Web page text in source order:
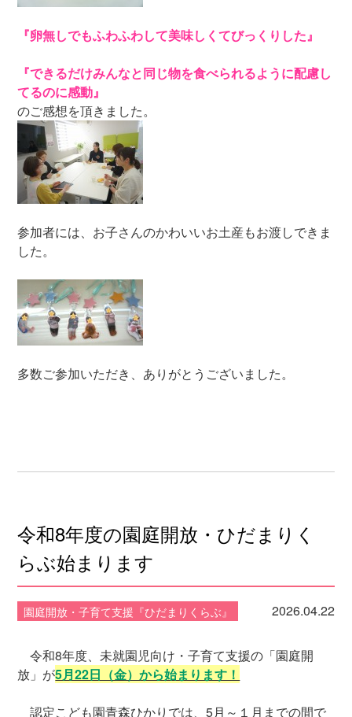
『卵無しでもふわふわして美味しくてびっくりした』
『できるだけみんなと同じ物を食べられるように配慮し
てるのに感動』
のご感想を頂きました。
参加者には、お子さんのかわいいお土産もお渡しできま
した。
多数ご参加いただき、ありがとうございました。
令和8年度の園庭開放・ひだまりく
らぶ始まります
園庭開放・子育て支援『ひだまりくらぶ』 2026.04.22
令和8年度、未就園児向け・子育て支援の「園庭開
放」が5月22日（金）から始まります！
認定こども園青森ひかりでは、5月～１月までの間で